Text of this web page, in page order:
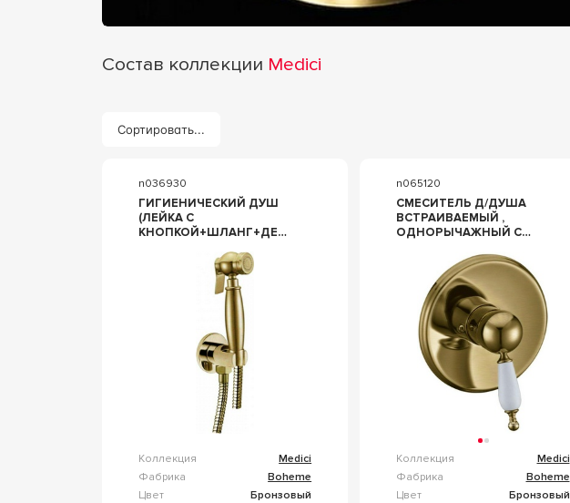
Состав коллекции Medici
Сортировать...
n036930
ГИГИЕНИЧЕСКИЙ ДУШ
(ЛЕЙКА С
КНОПКОЙ+ШЛАНГ+ДЕРЖАТЕЛЬ),
Коллекция
Medici
Фабрика
Boheme
Цвет
Бронзовый
n065120
СМЕСИТЕЛЬ Д/ДУША
ВСТРАИВАЕМЫЙ ,
ОДНОРЫЧАЖНЫЙ С
КОМПЛЕКТОМ, БРОНЗА
BOHEME MEDICI 305
Коллекция
Medici
Фабрика
Boheme
Цвет
Бронзовый